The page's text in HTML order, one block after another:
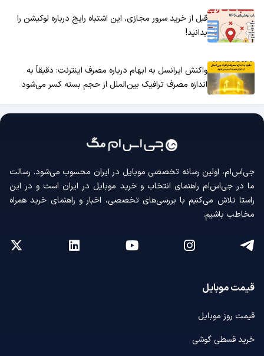
قبل از خرید سرور مجازی، این اشتباه رایج درباره لوکیشن را
بدانید!
واکنش ایرانسل به ابهام درباره مصرف اینترنت: دقیقاً به
اندازه مصرف ترافیک بین‌الملل از حجم بسته کسر می‌شود
جی‌اس‌ام، اولین رسانه‌ تخصصی موبایل در ایران محسوب می‌شود. رسالت
ما در جی‌اس‌ام راهنمای انتخاب و خرید موبایل در ایران است و در این
راستا تلاش می‌کنیم با بررسی‌های تخصصی، اخبار و راهنمای خرید همراه
مخاطب باشیم.
قیمت موبایل
قیمت روز موبایل
خرید قسطی گوشی